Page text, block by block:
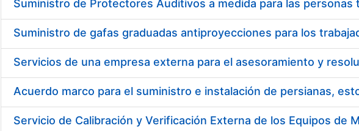
Erakutsi/Ezkutatu
Acuerdo marco para el suministro e instalación de persianas,